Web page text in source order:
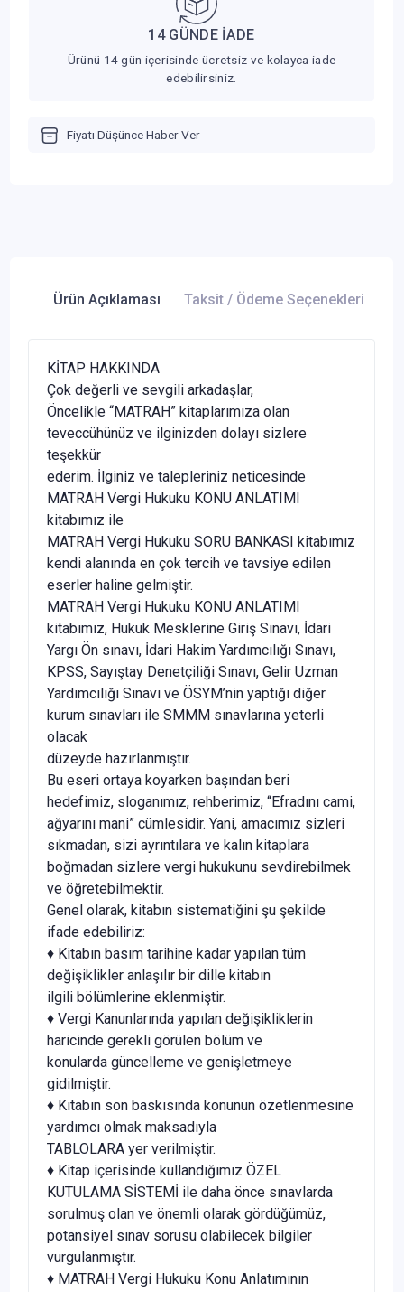
14 GÜNDE İADE
Ürünü 14 gün içerisinde ücretsiz ve kolayca iade
edebilirsiniz.
Fiyatı Düşünce Haber Ver
Ürün Açıklaması Taksit / Ödeme Seçenekleri
KİTAP HAKKINDA
Çok değerli ve sevgili arkadaşlar,
Öncelikle “MATRAH” kitaplarımıza olan
teveccühünüz ve ilginizden dolayı sizlere
teşekkür
ederim. İlginiz ve talepleriniz neticesinde
MATRAH Vergi Hukuku KONU ANLATIMI
kitabımız ile
MATRAH Vergi Hukuku SORU BANKASI kitabımız
kendi alanında en çok tercih ve tavsiye edilen
eserler haline gelmiştir.
MATRAH Vergi Hukuku KONU ANLATIMI
kitabımız, Hukuk Mesklerine Giriş Sınavı, İdari
Yargı Ön sınavı, İdari Hakim Yardımcılığı Sınavı,
KPSS, Sayıştay Denetçiliği Sınavı, Gelir Uzman
Yardımcılığı Sınavı ve ÖSYM’nin yaptığı diğer
kurum sınavları ile SMMM sınavlarına yeterli
olacak
düzeyde hazırlanmıştır.
Bu eseri ortaya koyarken başından beri
hedefimiz, sloganımız, rehberimiz, “Efradını cami,
ağyarını mani” cümlesidir. Yani, amacımız sizleri
sıkmadan, sizi ayrıntılara ve kalın kitaplara
boğmadan sizlere vergi hukukunu sevdirebilmek
ve öğretebilmektir.
Genel olarak, kitabın sistematiğini şu şekilde
ifade edebiliriz:
♦ Kitabın basım tarihine kadar yapılan tüm
değişiklikler anlaşılır bir dille kitabın
ilgili bölümlerine eklenmiştir.
♦ Vergi Kanunlarında yapılan değişikliklerin
haricinde gerekli görülen bölüm ve
konularda güncelleme ve genişletmeye
gidilmiştir.
♦ Kitabın son baskısında konunun özetlenmesine
yardımcı olmak maksadıyla
TABLOLARA yer verilmiştir.
♦ Kitap içerisinde kullandığımız ÖZEL
KUTULAMA SİSTEMİ ile daha önce sınavlarda
sorulmuş olan ve önemli olarak gördüğümüz,
potansiyel sınav sorusu olabilecek bilgiler
vurgulanmıştır.
♦ MATRAH Vergi Hukuku Konu Anlatımının